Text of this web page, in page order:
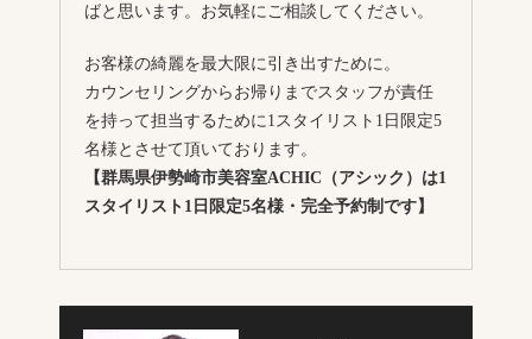
ばと思います。お気軽にご相談してください。
お客様の綺麗を最大限に引き出すために。
カウンセリングからお帰りまでスタッフが責任
を持って担当するために1スタイリスト1日限定5
名様とさせて頂いております。
【群馬県伊勢崎市美容室ACHIC（アシック）は1
スタイリスト1日限定5名様・完全予約制です】